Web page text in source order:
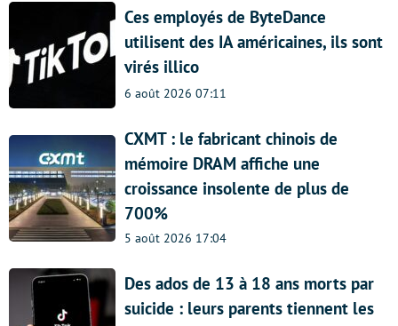
Ces employés de ByteDance
utilisent des IA américaines, ils sont
virés illico
6 août 2026 07:11
CXMT : le fabricant chinois de
mémoire DRAM affiche une
croissance insolente de plus de
700%
5 août 2026 17:04
Des ados de 13 à 18 ans morts par
suicide : leurs parents tiennent les